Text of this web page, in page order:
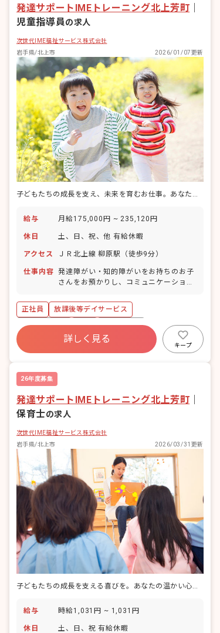
発達サポートIMEトレーニング北上芳町
児童指導員の求人
次世代IME福祉サービス株式会社
岩手県/北上市
2026/01/07更新
給与 月給175,000円 ~ 235,120円
休日 土、日、祝、他 有給休暇
アクセス ＪＲ北上線 柳原駅（徒歩9分）
仕事内容 発達障がい・知的障がいをお持ちのお子
さんをお預かりし、コミュニケーション
題のお手伝い、一緒に遊んだりなど。 学
校と自宅への送迎もお願いする場合もあ
ります。
正社員
放課後等デイサービス
社会保険完備
有給 未経験歓迎
詳しく見る
キープ
26年度募集
発達サポートIMEトレーニング北上芳町
保育士の求人
次世代IME福祉サービス株式会社
岩手県/北上市
2026/03/31更新
給与 時給1,031円 ~ 1,031円
休日 土、日、祝 有給休暇